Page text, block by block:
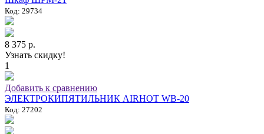
Код: 29734
8 375 р.
Узнать скидку!
1
Добавить к сравнению
ЭЛЕКТРОКИПЯТИЛЬНИК AIRHOT WB-20
Код: 27202